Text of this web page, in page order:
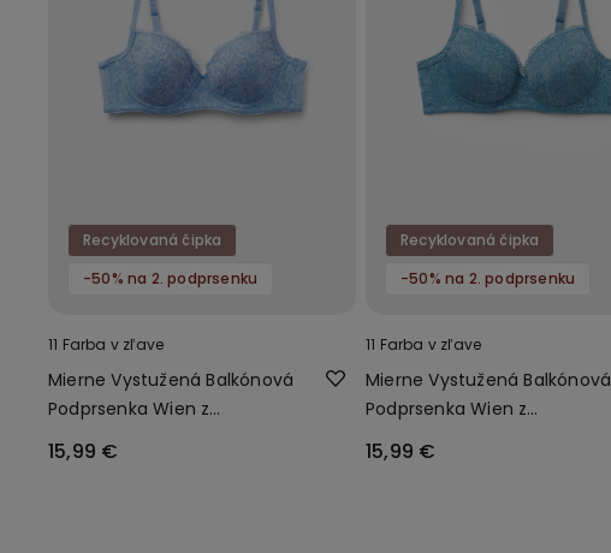
Recyklovaná čipka
-50% na 2. podprsenku
11 Farba v zľave
Mierne Vystužená Balkónová
Podprsenka Wien z
15,99 €
Recyklovaná čipka
-50% na 2. podprsenku
11 Farba v zľave
Mierne Vystužená Balkónová
Podprsenka Wien z
15,99 €